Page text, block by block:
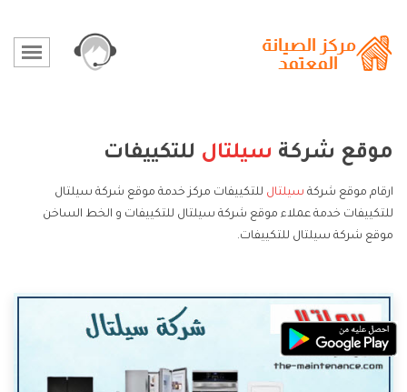
موقع شركة سيلتال للتكييفات
ارقام موقع شركة سيلتال للتكييفات مركز خدمة موقع شركة سيلتال
للتكييفات خدمة عملاء موقع شركة سيلتال للتكييفات و الخط الساخن
موقع شركة سيلتال للتكييفات.